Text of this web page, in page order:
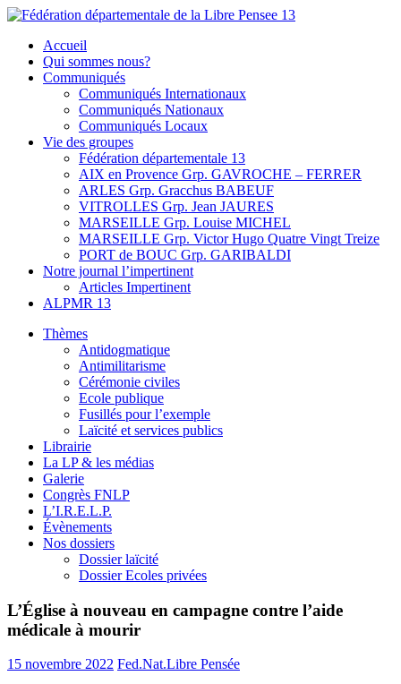
Skip
content
Fédération départementale de la Libre Pensee 13
Membre de la fédération Nationale de la Libre Pensée ni dieu ni
maitre
Accueil
Qui sommes nous?
Communiqués
Communiqués Internationaux
Communiqués Nationaux
Communiqués Locaux
Vie des groupes
Fédération départementale 13
AIX en Provence Grp. GAVROCHE – FERRER
ARLES Grp. Gracchus BABEUF
VITROLLES Grp. Jean JAURES
MARSEILLE Grp. Louise MICHEL
MARSEILLE Grp. Victor Hugo Quatre Vingt Treize
PORT de BOUC Grp. GARIBALDI
Notre journal l’impertinent
Articles Impertinent
ALPMR 13
Thèmes
Antidogmatique
Antimilitarisme
Cérémonie civiles
Ecole publique
Fusillés pour l’exemple
Laïcité et services publics
Librairie
La LP & les médias
Galerie
Congrès FNLP
L’I.R.E.L.P.
Évènements
Nos dossiers
Dossier laïcité
Dossier Ecoles privées
L’Église à nouveau en campagne contre l’aide
médicale à mourir
15 novembre 2022 Fed.Nat.Libre Pensée